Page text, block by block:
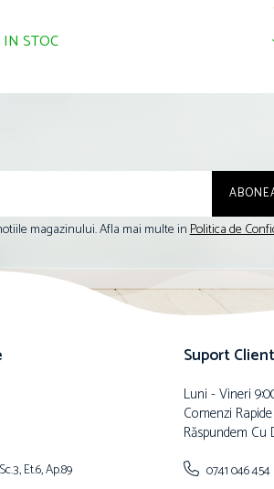
IN STOC
magazinului. Afla mai multe inPolitica de
Et.6, Ap.89
Suport
Luni - Vineri
Comenzi
Răspundem Cu
0741 046 454